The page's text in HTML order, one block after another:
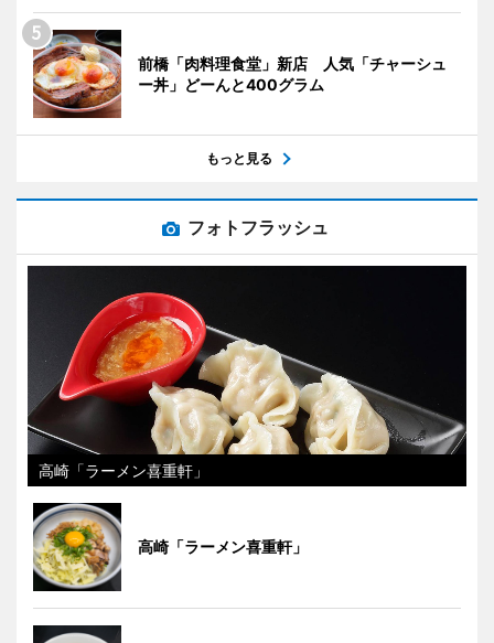
前橋「肉料理食堂」新店 人気「チャーシュ
ー丼」どーんと400グラム
もっと見る
フォトフラッシュ
高崎「ラーメン喜重軒」
高崎「ラーメン喜重軒」